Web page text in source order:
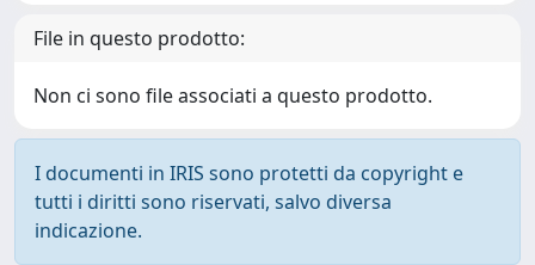
File in questo prodotto:
Non ci sono file associati a questo prodotto.
I documenti in IRIS sono protetti da copyright e
tutti i diritti sono riservati, salvo diversa
indicazione.